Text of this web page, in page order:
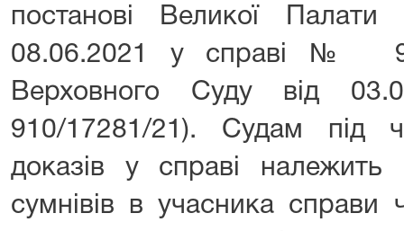
постанові Великої
08.06.2021 у справі №
Верховного Суду від
910/17281/21). Судам під
доказів у справі
сумнівів в учасника справи